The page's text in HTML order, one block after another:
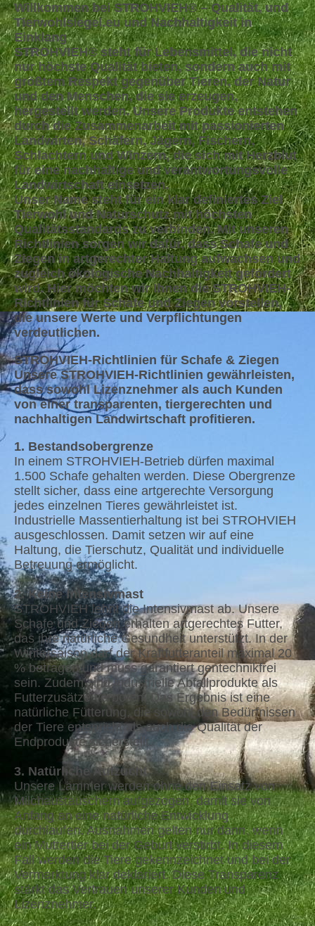
Willkommen bei STROHVIEH® – Qualität, und
Tierwohlsiegel.eu und Nachhaltigkeit in
Einklang
STROHVIEH®steht für Lebensmittel, die nicht
nur höchste Qualität bieten, sondern auch mit
größtem Respekt gegenüber Tieren, der Natur
und den Menschen, die sie erzeugen,
hergestellt werden. Unsere Produkte entstehen
durch die Zusammenarbeit mit passionierten
Landwirten, Schäfern, Jägern, Fischern,
Schlachtern und Winzern, die sich mit Herzblut
für eine nachhaltige und verantwortungsvolle
Landwirtschaft einsetzen.
Unser Name steht für ein klar definiertes Ziel
Tierwohl und Naturschutz mit höchsten
Qualitätsstandards zu verbinden. Mit unseren
Richtlinien sorgen wir dafür, dass Schafe und
Ziegen in artgerechter Haltung aufwachsen und
zugleich ökologische Nachhaltigkeit gefördert
wird. Hier möchten wir Ihnen dieSTROHVIEH-
Richtlinien für Schafe und Ziegen vorstellen,
die unsere Werte und Verpflichtungen
verdeutlichen.
STROHVIEH-Richtlinien für Schafe & Ziegen
Unsere STROHVIEH-Richtlinien gewährleisten,
dass sowohl Lizenznehmer als auch Kunden
von einer transparenten, tiergerechten und
nachhaltigen Landwirtschaft profitieren.
1. Bestandsobergrenze
In einem STROHVIEH-Betrieb dürfen maximal
1.500 Schafe gehalten werden. Diese Obergrenze
stellt sicher, dass eine artgerechte Versorgung
jedes einzelnen Tieres gewährleistet ist.
Industrielle Massentierhaltung ist bei STROHVIEH
ausgeschlossen. Damit setzen wir auf eine
Haltung, die Tierschutz, Qualität und individuelle
Betreuung ermöglicht.
2. Keine Intensivmast
STROHVIEH lehnt die Intensivmast ab. Unsere
Schafe und Ziegen erhalten artgerechtes Futter,
das ihre natürliche Gesundheit unterstützt. In der
Wintersaison darf der Kraftfutteranteil maximal 20
% betragen und muss garantiert gentechnikfrei
sein. Zudem sind industrielle Abfallprodukte als
Futterzusätze verboten. Das Ergebnis ist eine
natürliche Fütterung, die sowohl den Bedürfnissen
der Tiere entspricht als auch die Qualität der
Endprodukte sicherstellt.
3. Natürliche Aufzucht
Unsere Lämmer werden ohne den Einsatz von
Milchaustauschern aufgezogen, damit sie von
Anfang an eine natürliche Entwicklung
durchlaufen. Ausnahmen gelten nur dann, wenn
ein Muttertier bei der Geburt verstirbt. In diesem
Fall werden die Tiere gekennzeichnet und bei der
Vermarktung klar deklariert. Diese Transparenz
stärkt das Vertrauen unserer Kunden und
Lizenznehmer.